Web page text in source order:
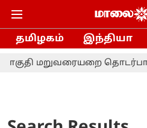
தமிழகம் இந்தியா
மறுவரையறை